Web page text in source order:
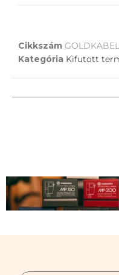
Cikkszám
Kategória Kifutott